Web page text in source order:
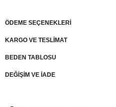
ÖDEME SEÇENEKLERI
KARGO VE TESLİMAT
BEDEN TABLOSU
DEĞİŞİM VE İADE